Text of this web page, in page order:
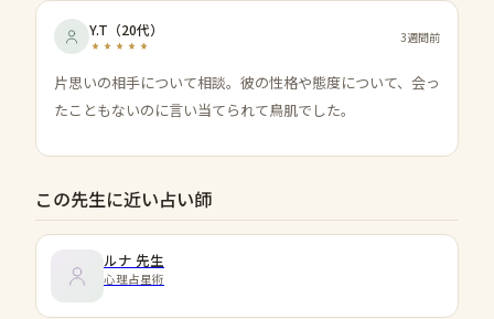
Y.T （20代） 3週間前
片思いの相手について相談。彼の性格や態度について、会っ
たこともないのに言い当てられて鳥肌でした。
この先生に近い占い師
ルナ 先生
心理占星術